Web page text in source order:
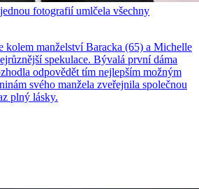
fotografií umlčela všechny
kolem manželství Baracka (65) a Michelle
spekulace. Bývalá první dáma
odpovědět tím nejlepším možným
svého manžela zveřejnila společnou
plný lásky.